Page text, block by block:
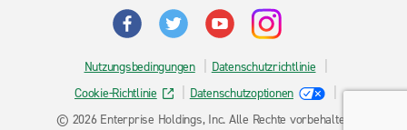
Nutzungsbedingungen
Datenschutzrichtlinie
Cookie-Richtlinie
Datenschutzoptionen
© 2026 Enterprise Holdings, Inc. Alle Rechte vorbehalten